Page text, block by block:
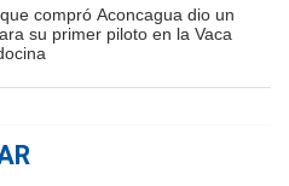
compró Aconcagua dio un
su primer piloto en la Vaca